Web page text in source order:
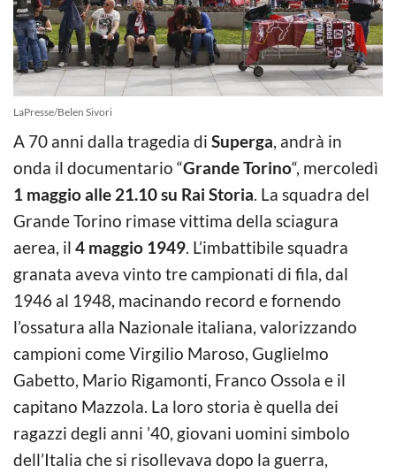
LaPresse/Belen Sivori
A 70 anni dalla tragedia di Superga, andrà in
onda il documentario “Grande Torino“, mercoledì
1 maggio alle 21.10 su Rai Storia. La squadra del
Grande Torino rimase vittima della sciagura
aerea, il 4 maggio 1949. L’imbattibile squadra
granata aveva vinto tre campionati di fila, dal
1946 al 1948, macinando record e fornendo
l’ossatura alla Nazionale italiana, valorizzando
campioni come Virgilio Maroso, Guglielmo
Gabetto, Mario Rigamonti, Franco Ossola e il
capitano Mazzola. La loro storia è quella dei
ragazzi degli anni ’40, giovani uomini simbolo
dell’Italia che si risollevava dopo la guerra,